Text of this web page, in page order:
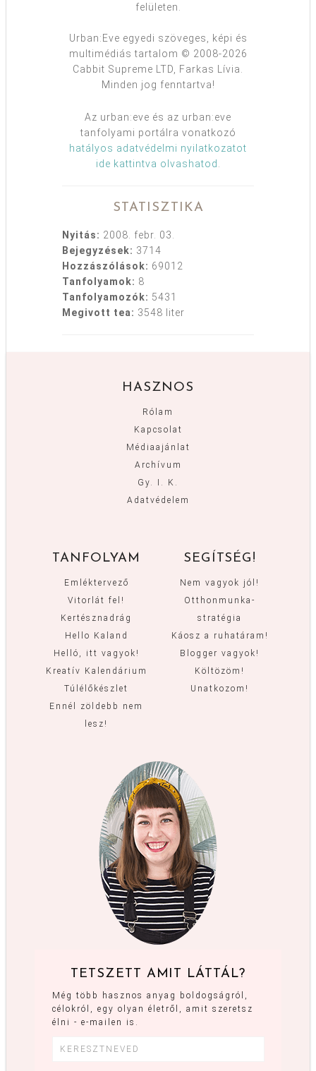
felületen.
Urban:Eve egyedi szöveges, képi és
multimédiás tartalom © 2008-2026
Cabbit Supreme LTD, Farkas Lívia.
Minden jog fenntartva!
Az urban:eve és az urban:eve
tanfolyami portálra vonatkozó
hatályos adatvédelmi nyilatkozatot
ide kattintva olvashatod
STATISZTIKA
Nyitás: 2008. febr. 03.
Bejegyzések: 3714
Hozzászólások: 69012
Tanfolyamok: 8
Tanfolyamozók: 5431
Megivott tea: 3548 liter
HASZNOS
Rólam
Kapcsolat
Médiaajánlat
Archívum
Gy. I. K.
Adatvédelem
TANFOLYAM
Emléktervező
Vitorlát fel!
Kertésznadrág
Hello Kaland
Helló, itt vagyok!
Kreatív Kalendárium
Túlélőkészlet
Ennél zöldebb nem
lesz!
SEGÍTSÉG!
Nem vagyok jól!
Otthonmunka-
stratégia
Káosz a ruhatáram!
Blogger vagyok!
Költözöm!
Unatkozom!
TETSZETT AMIT LÁTTÁL?
Még több hasznos anyag boldogságról,
célokról, egy olyan életről, amit szeretsz
élni - e-mailen is.